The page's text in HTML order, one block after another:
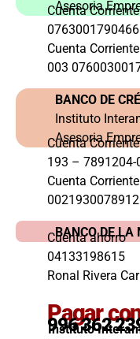
Asesoria
Cuenta Corriente
0763001790466
Cuenta
003
BANCO DE
Instituto
Asesoria
Cuenta Corriente
193 – 7891204-
Cuenta
BANCO DE LA
Cuenta ahorro
04133198615
Ronal Rivera
Pagar
996 362
Instituto